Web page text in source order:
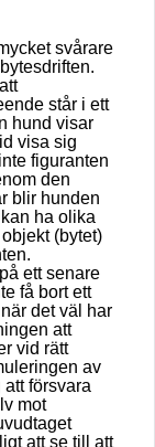
svårare
står i ett
hund visar
visa sig
figuranten
den
blir hunden
ha olika
(bytet)
ett senare
få bort ett
det väl har
att
vid rätt
av
försvara
mot
att se till att